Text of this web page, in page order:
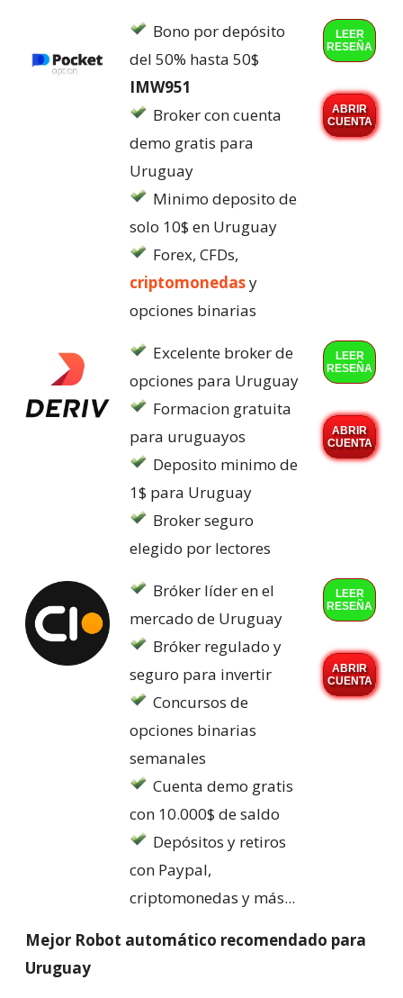
Bono por depósito
del 50% hasta 50$
IMW951
Broker con cuenta
demo gratis para
Uruguay
Minimo deposito de
solo 10$ en Uruguay
Forex, CFDs,
criptomonedasy
opciones binarias
LEER
RESEÑA
ABRIR
CUENTA
Excelente broker de
opciones para Uruguay
Formacion gratuita
para uruguayos
Deposito minimo de
1$ para Uruguay
Broker seguro
elegido por lectores
LEER
RESEÑA
ABRIR
CUENTA
Bróker líder en el
mercado de Uruguay
Bróker regulado y
seguro para invertir
Concursos de
opciones binarias
semanales
Cuenta demo gratis
con 10.000$ de saldo
Depósitos y retiros
con Paypal,
criptomonedas y más...
LEER
RESEÑA
ABRIR
CUENTA
Mejor Robot automático recomendado para
Uruguay